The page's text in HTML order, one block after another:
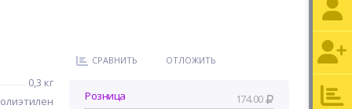
0,3 кг
СРАВНИТЬ ОТЛОЖИТЬ
Розница
174.00